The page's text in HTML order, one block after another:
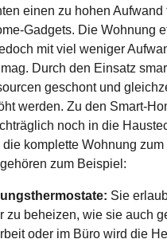
einen zu hohen Aufwand
Gadgets. Die Wohnung
mit viel weniger
Durch den Einsatz
geschont und
werden. Zu den Smart-
noch in die
die komplette Wohnung
zum Beispiel:
Sie
zu beheizen, wie sie auch
oder im Büro wird die